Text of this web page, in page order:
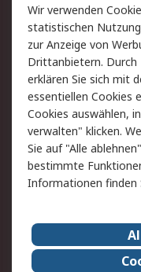
Rücksendungen
Hilfe
Rechtliches
AGB
Cookie-Richtlinie
Copyright/
Karriere bei RS
Wir verwenden
statistischen
zur Anzeige von
Drittanbietern. Durch
erklären Sie sich mit
essentiellen Cookies
Cookies auswählen,
verwalten" klicken.
Sie auf "Alle
bestimmte
Informationen finden